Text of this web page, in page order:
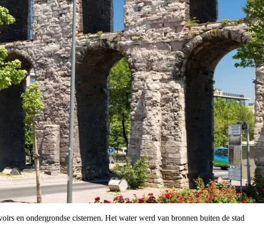
en ondergrondse cisternen. Het water werd van bronnen buiten de stad